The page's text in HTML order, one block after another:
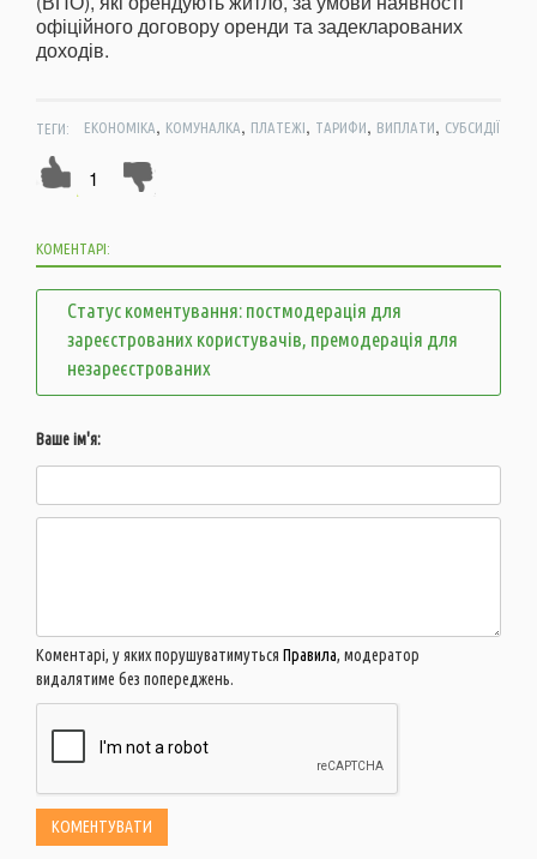
офіційного договору оренди та задекларованих
доходів.
ТЕГИ: ЕКОНОМІКА, КОМУНАЛКА, ПЛАТЕЖІ, ТАРИФИ, ВИПЛАТИ, СУБСИДІЇ
1
КОМЕНТАРІ:
Статус коментування: постмодерація для
зареєстрованих користувачів, премодерація для
незареєстрованих
Ваше ім'я:
Коментарі, у яких порушуватимуться Правила, модератор
видалятиме без попереджень.